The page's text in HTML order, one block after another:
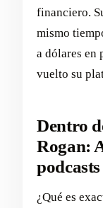
financiero.
mismo
a dólares en
vuelto su
Dentro
Rogan:
podcasts
¿Qué es